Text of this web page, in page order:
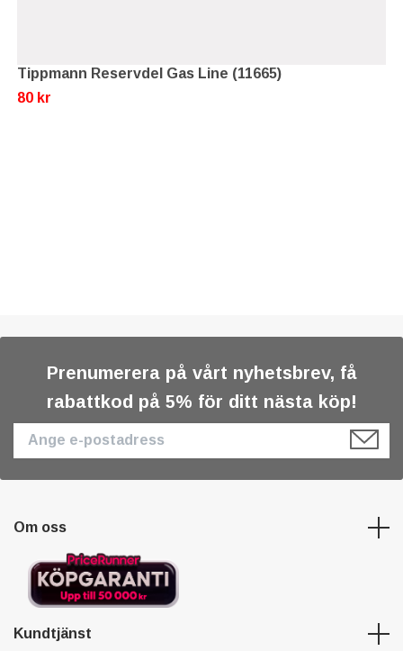
Tippmann Reservdel Gas Line (11665)
80 kr
Prenumerera på vårt nyhetsbrev, få
rabattkod på 5% för ditt nästa köp!
Om oss
Kundtjänst